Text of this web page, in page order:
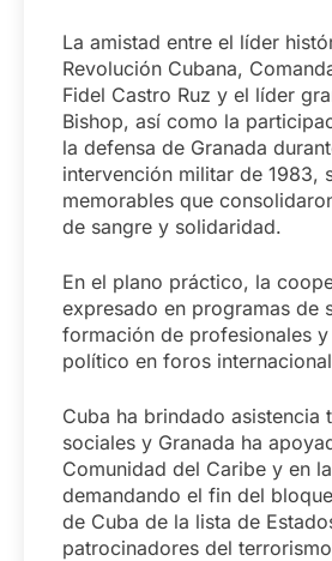
La amistad entre el líder
Revolución Cubana,
Fidel Castro Ruz y el líder
Bishop, así como la
la defensa de Granada
intervención militar de 1983,
memorables que
de sangre y solidaridad.
En el plano práctico, la
expresado en programas de
formación de profesionales
político en foros
Cuba ha brindado asistencia
sociales y Granada ha
Comunidad del Caribe y en
demandando el fin del
de Cuba de la lista de
patrocinadores del